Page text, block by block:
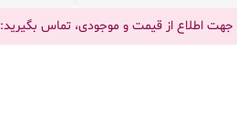
جهت اطلاع از قیمت و موجودی، تماس بگیرید: 09126477257